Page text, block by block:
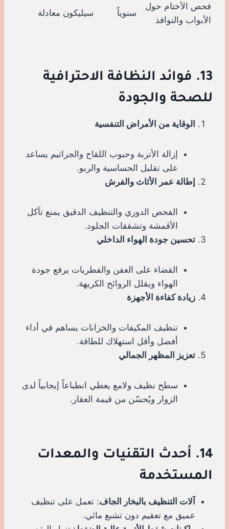
فحص الأختام حول
الأبواب والنوافذ
سنوياً سيليكون معادلة
13. فوائد النظافة الاحترافية
للصحة والجودة
الوقاية من الأمراض التنفسية
إزالة الأتربة وحبوب اللقاح والجراثيم يساعد
على تقليل الحساسية والربو.
إطالة عمر الأثاث والفرش
الفحص الدوري والتنظيف الدقيق يمنع تآكل
الأقمشة وتشققات الجلود.
تحسين جودة الهواء الداخلي
القضاء على العفن والفطريات يرفع جودة
الهواء ويقلل الروائح الكريهة.
زيادة كفاءة الأجهزة
تنظيف المكيفات والخزانات يساهم في أداء
أفضل وأقل استهلاك للطاقة.
تعزيز المظهر الجمالي
سطح نظيف ولامع يعطي انطباعاً إيجابياً لدى
الزوار ويُحسّن من قيمة العقار.
14. أحدث التقنيات والمعدات
المستخدمة
آلات التنظيف بالبخار الجاف: تعمل على تنظيف
عميق مع تعقيم دون تشبع مائي.